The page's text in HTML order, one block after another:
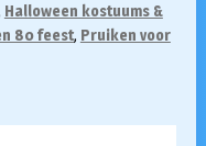
Halloween kostuums &
80 feest, Pruiken voor